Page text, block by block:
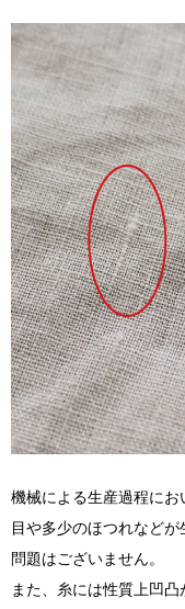
機械による生産過程に
目や多少のほつれなど
問題はございません。
また、糸には性質上凹凸